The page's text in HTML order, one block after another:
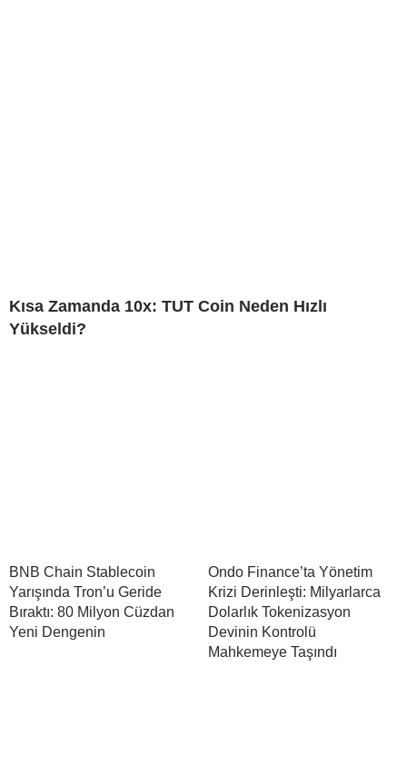
Kısa Zamanda 10x: TUT Coin Neden Hızlı
Yükseldi?
BNB Chain Stablecoin
Yarışında Tron’u Geride
Bıraktı: 80 Milyon Cüzdan
Yeni Dengenin
Ondo Finance’ta Yönetim
Krizi Derinleşti: Milyarlarca
Dolarlık Tokenizasyon
Devinin Kontrolü
Mahkemeye Taşındı